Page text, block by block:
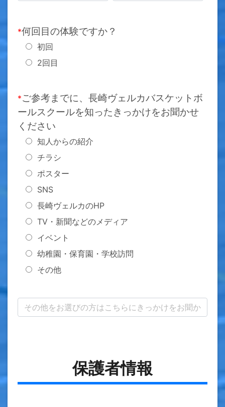
*何回目の体験ですか？
初回
2回目
*ご参考までに、長崎ヴェルカバスケットボ
ールスクールを知ったきっかけをお聞かせ
ください
知人からの紹介
チラシ
ポスター
SNS
長崎ヴェルカのHP
TV・新聞などのメディア
イベント
幼稚園・保育園・学校訪問
その他
保護者情報